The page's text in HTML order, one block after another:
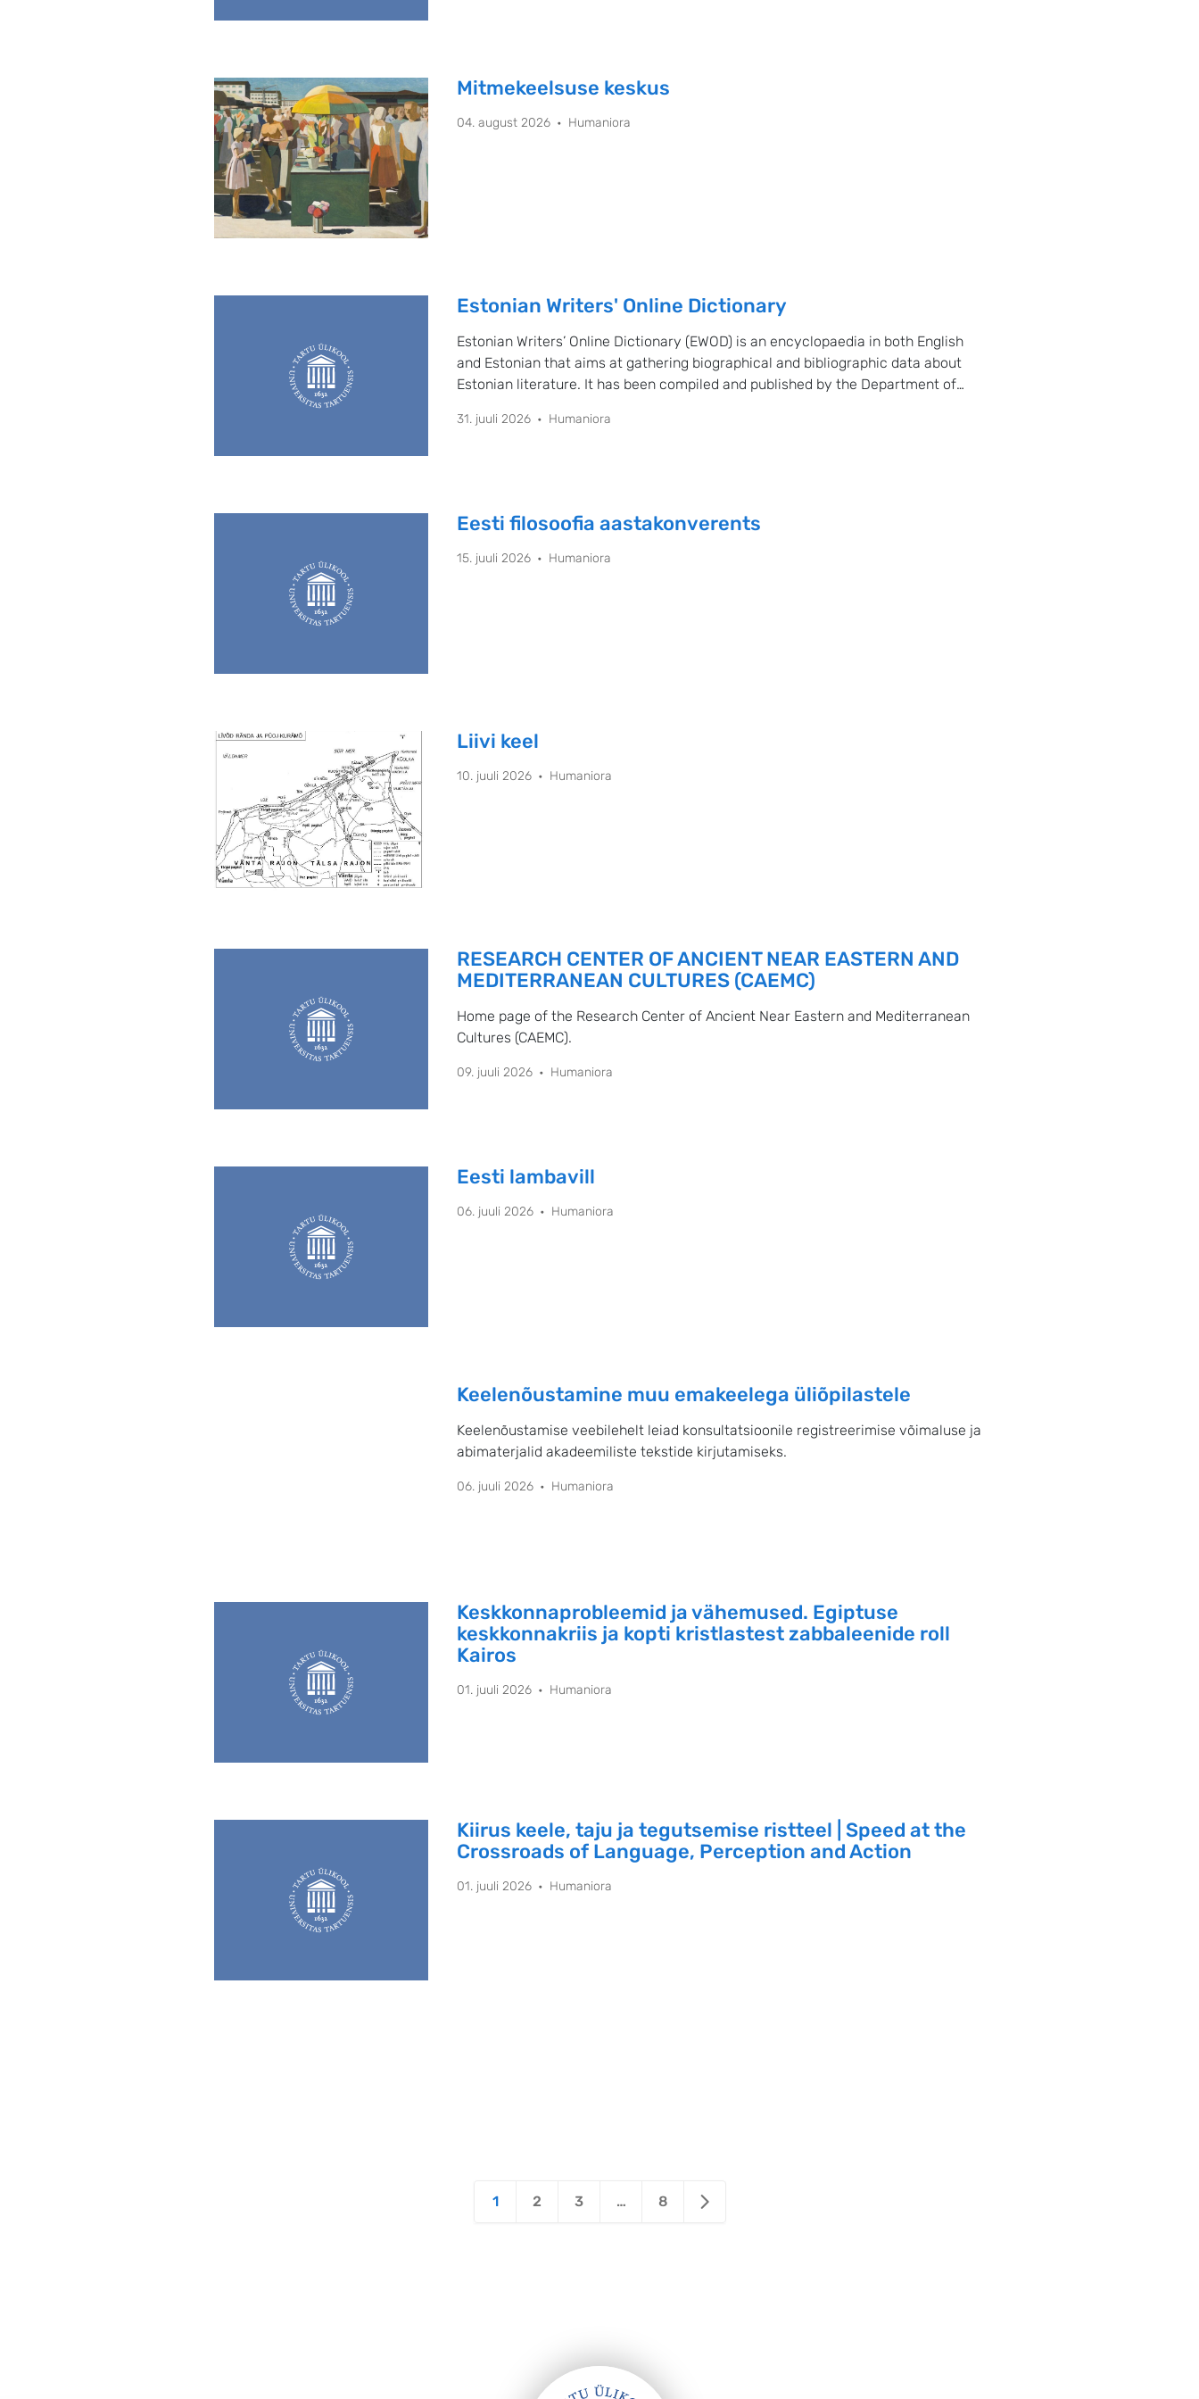
Mitmekeelsuse keskus
04. august 2026 Humaniora
Estonian Writers' Online Dictionary
Estonian Writers’ Online Dictionary (EWOD) is an encyclopaedia in both English
and Estonian that aims at gathering biographical and bibliographic data about
Estonian literature. It has been compiled and published by the Department of
31. juuli 2026 Humaniora
Eesti filosoofia aastakonverents
15. juuli 2026 Humaniora
Liivi keel
10. juuli 2026 Humaniora
RESEARCH CENTER OF ANCIENT NEAR EASTERN AND
MEDITERRANEAN CULTURES (CAEMC)
Home page of the Research Center of Ancient Near Eastern and Mediterranean
Cultures (CAEMC).
09. juuli 2026 Humaniora
Eesti lambavill
06. juuli 2026 Humaniora
Keelenõustamine muu emakeelega üliõpilastele
Keelenõustamise veebilehelt leiad konsultatsioonile registreerimise võimaluse ja
abimaterjalid akadeemiliste tekstide kirjutamiseks.
06. juuli 2026 Humaniora
Keskkonnaprobleemid ja vähemused. Egiptuse
keskkonnakriis ja kopti kristlastest zabbaleenide roll
Kairos
01. juuli 2026 Humaniora
Kiirus keele, taju ja tegutsemise ristteel | Speed at the
Crossroads of Language, Perception and Action
01. juuli 2026 Humaniora
1 2 3 … 8